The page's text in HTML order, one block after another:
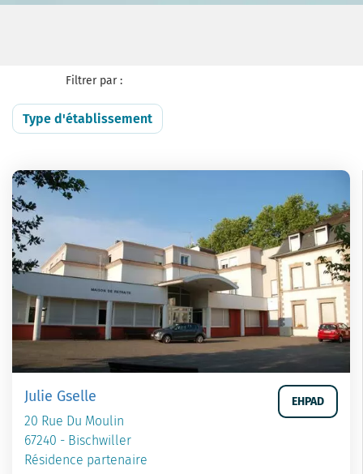
Filtrer par :
Type d'établissement
Julie Gselle
20 Rue Du Moulin
67240 - Bischwiller
Résidence partenaire
EHPAD